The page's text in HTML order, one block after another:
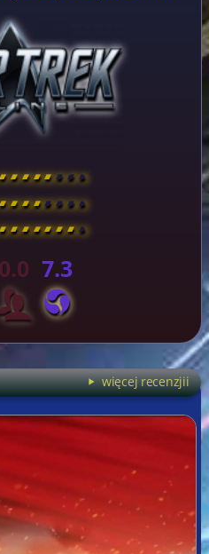
\ \ \ \ \ \ \ ]
\ \ \ \ \ \ \ ]
\ \ \ \ \ \ \ ]
0.0 7.3
więcej recenzjii